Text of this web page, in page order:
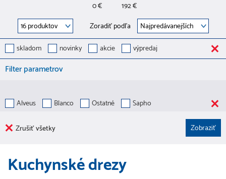
0 €
192 €
Zoradiť podľa
skladom
novinky akcie výpredaj
Filter parametrov
Alveus Blanco Ostatné Sapho
Zrušiť všetky
Kuchynské drezy